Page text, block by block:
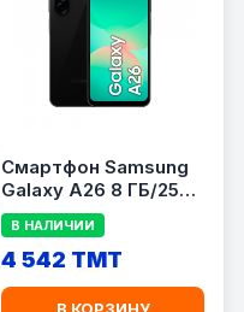
Смартфон Samsung
Galaxy A26 8 ГБ/256
ГБ
В НАЛИЧИИ
4 542 TMT